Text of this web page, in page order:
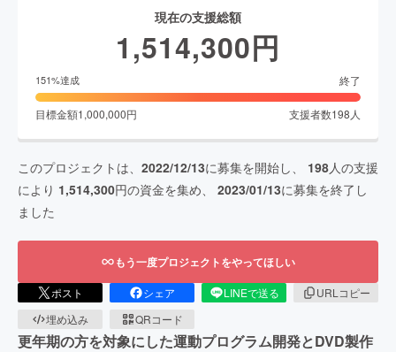
現在の支援総額
1,514,300円
151%達成 終了
目標金額1,000,000円 支援者数198 人
このプロジェクトは、 2022/12/13に募集を開始し、 198人の支援
により 1,514,300円の資金を集め、 2023/01/13に募集を終了し
ました
もう一度プロジェクトをやってほしい
ポスト シェア LINEで送る
URLコピー
埋め込み
QRコード
更年期の方を対象にした運動プログラム開発とDVD製作